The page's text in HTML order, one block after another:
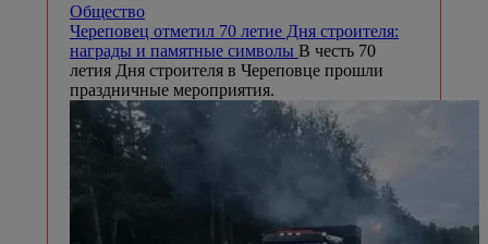
Общество
Череповец отметил 70 летие Дня строителя:
награды и памятные символы В честь 70
летия Дня строителя в Череповце прошли
праздничные мероприятия.